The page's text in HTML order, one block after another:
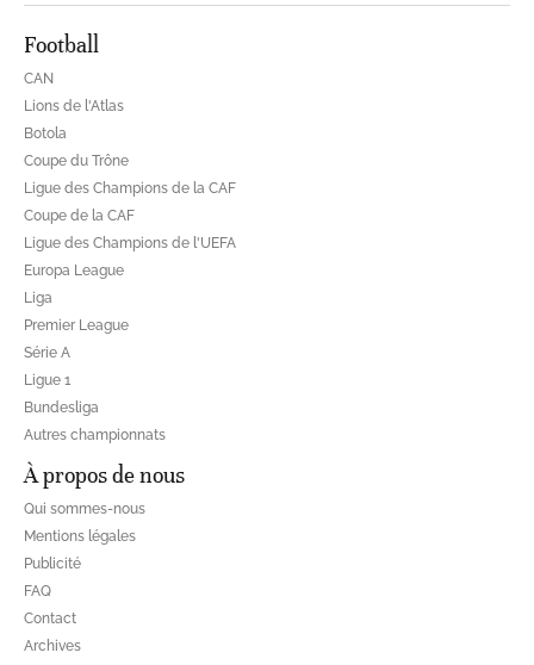
Football
CAN
Lions de l'Atlas
Botola
Coupe du Trône
Ligue des Champions de la CAF
Coupe de la CAF
Ligue des Champions de l'UEFA
Europa League
Liga
Premier League
Série A
Ligue 1
Bundesliga
Autres championnats
À propos de nous
Qui sommes-nous
Mentions légales
Publicité
FAQ
Contact
Archives